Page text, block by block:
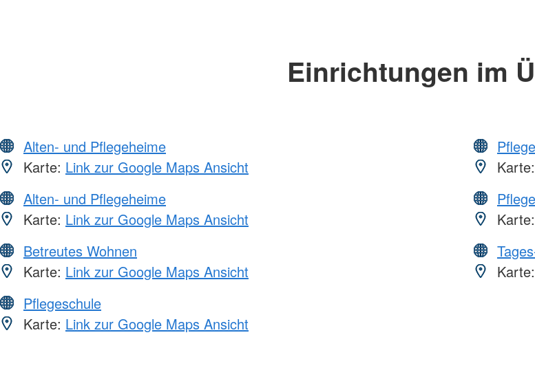
Einrichtungen im
Alten- und Pflegeheime
Karte: Link zur Google Maps Ansicht
Alten- und Pflegeheime
Karte: Link zur Google Maps Ansicht
Betreutes Wohnen
Karte: Link zur Google Maps Ansicht
Pflegeschule
Karte: Link zur Google Maps Ansicht
Karte:
Karte:
Karte: